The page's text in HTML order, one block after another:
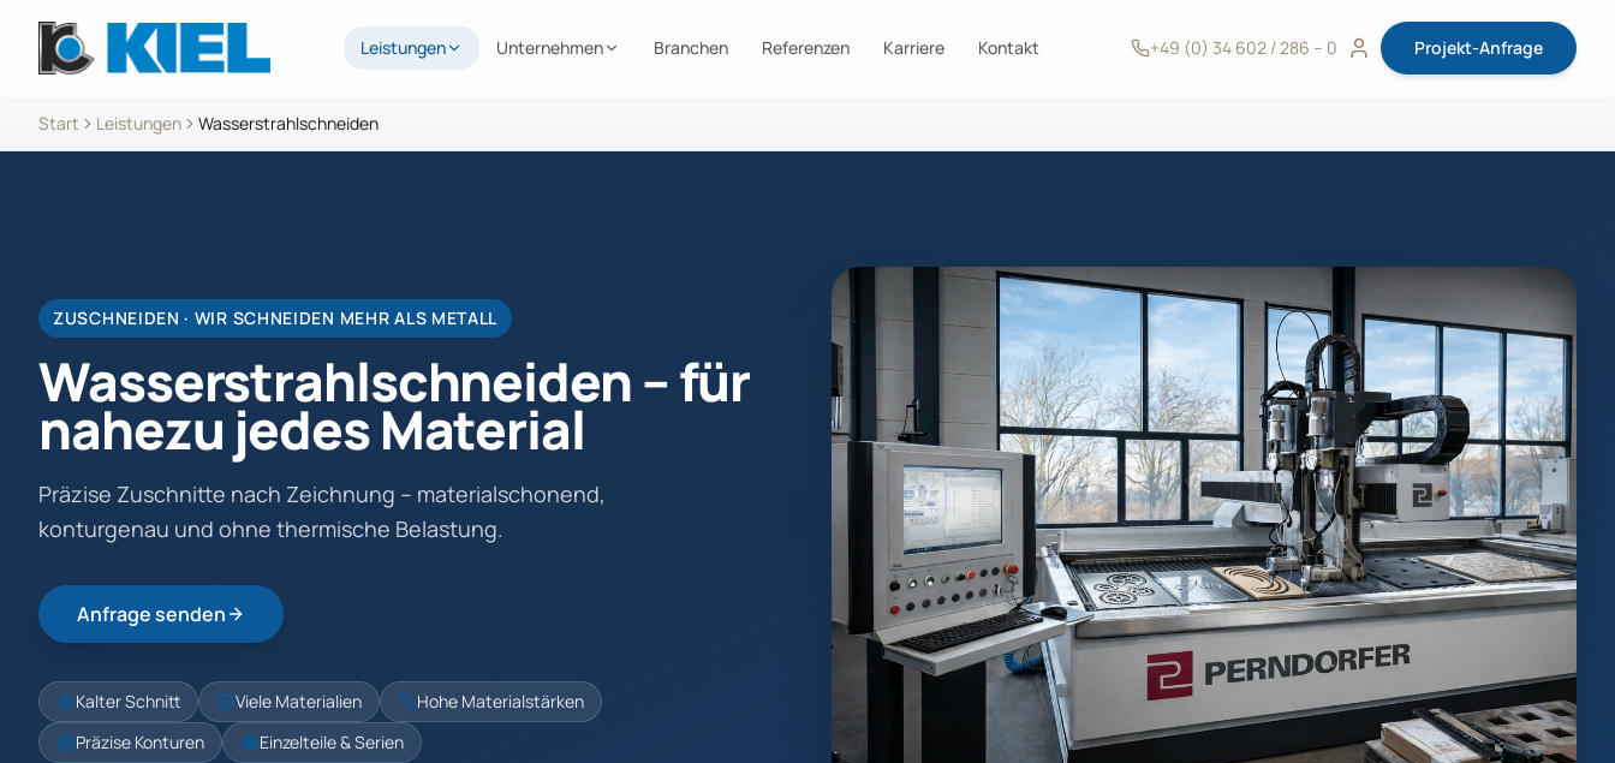
Leistungen Unternehmen Branchen Referenzen Karriere Kontakt +49 (0) 34 602 / 286 – 0 Projekt-Anfrage
Start Leistungen Wasserstrahlschneiden
ZUSCHNEIDEN · WIR SCHNEIDEN MEHR ALS METALL
Wasserstrahlschneiden – für
nahezu jedes Material
Präzise Zuschnitte nach Zeichnung – materialschonend,
konturgenau und ohne thermische Belastung.
Anfrage senden
Kalter Schnitt Viele Materialien
Hohe Materialstärken
Präzise Konturen
Einzelteile & Serien